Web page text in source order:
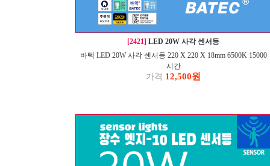
[2421] LED 20W 사각 센서등
바텍 LED 20W 사각 센서등 220 X 220 X 18mm 6500K 15000
시간
가격 12,500원